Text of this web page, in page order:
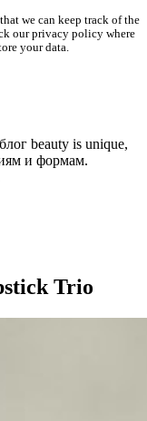
we can keep track of the
our privacy policy where
your data.
beauty is unique,
и формам.
Trio